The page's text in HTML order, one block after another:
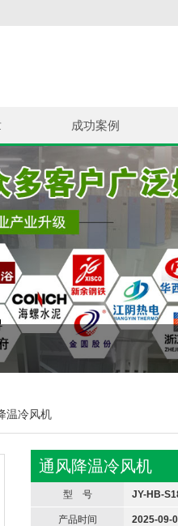
成功案例
温冷风机
通风降温冷风机
型 号 JY-HB-
产品时间 2025-09-